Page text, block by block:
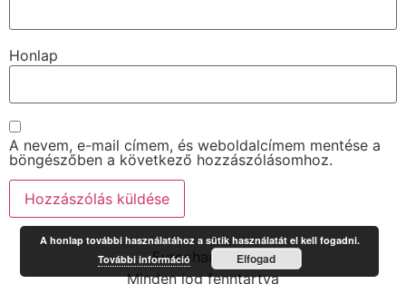
Honlap
A nevem, e-mail címem, és weboldalcímem mentése a
böngészőben a következő hozzászólásomhoz.
Eurochange.hu
Minden jog fenntartva
A honlap további használatához a sütik használatát el kell fogadni.
További információ
Elfogad